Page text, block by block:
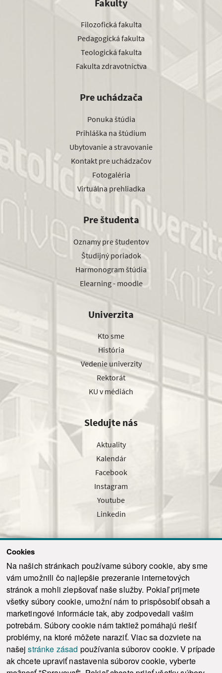
Cookies
Na našich stránkach používame súbory cookie, aby sme
vám umožnili čo najlepšie prezeranie internetových
stránok a mohli zlepšovať naše služby. Pokiaľ prijmete
všetky súbory cookie, umožní nám to prispôsobiť obsah a
marketingové informácie tak, aby zodpovedali vašim
potrebám. Súbory cookie nám taktiež pomáhajú riešiť
problémy, na ktoré môžete naraziť. Viac sa dozviete na
našejstránke zásad používania súborov cookie. V prípade
ak chcete upraviť nastavenia súborov cookie, vyberte
Fakulty
Filozofická fakulta
Pedagogická fakulta
Teologická fakulta
Fakulta zdravotníctva
Pre uchádzača
Ponuka štúdia
Prihláška na štúdium
Ubytovanie a stravovanie
Kontakt pre uchádzačov
Fotogaléria
Virtuálna prehliadka
Pre študenta
Oznamy pre študentov
Študijný poriadok
Harmonogram štúdia
Elearning - moodle
Univerzita
Kto sme
História
Vedenie univerzity
Rektorát
KU v médiách
Sledujte nás
Aktuality
Kalendár
Facebook
Instagram
Youtube
Linkedin
Odoslať
© 2021-2026 ku.sk. Všetky práva vyhradené. | Ochrana osobných údajov
Vyhlásenie o prístupnosti | Admin